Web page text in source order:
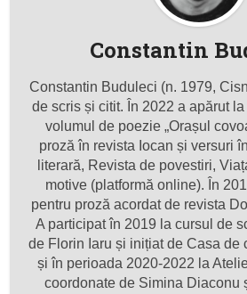
Constantin
Constantin Buduleci (n. 1979,
de scris și citit. În 2022 a apărut
volumul de poezie „Orașul
proză în revista Iocan și versuri
literară, Revista de povestiri,
motive (platformă online). În
pentru proză acordat de revista
A participat în 2019 la cursul de
de Florin Iaru și inițiat de Casa de
și în perioada 2020-2022 la
coordonate de Simina Diaconu